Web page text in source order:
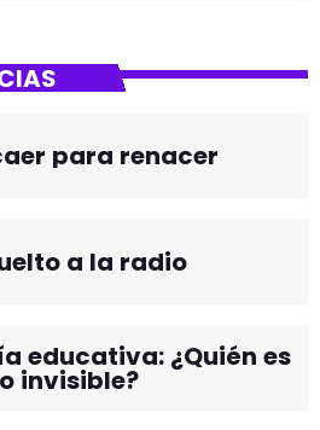
para renacer
a la radio
educativa: ¿Quién es
invisible?